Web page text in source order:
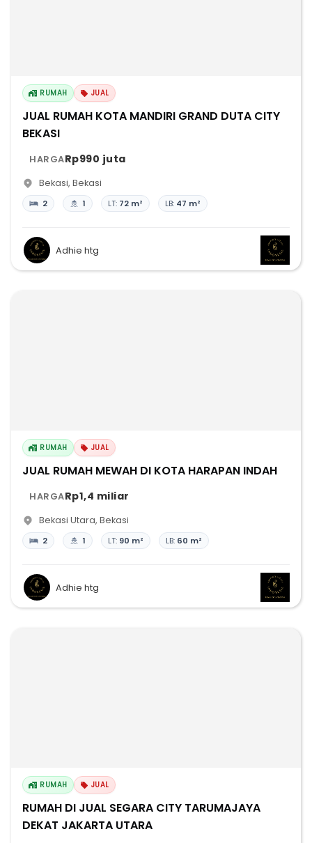
RUMAH JUAL
JUAL RUMAH KOTA MANDIRI GRAND DUTA CITY
BEKASI
HARGARp990 juta
Bekasi, Bekasi
2 1 LT: 72 m² LB: 47 m²
Adhie htg
RUMAH JUAL
JUAL RUMAH MEWAH DI KOTA HARAPAN INDAH
HARGARp1,4 miliar
Bekasi Utara, Bekasi
2 1 LT: 90 m² LB: 60 m²
Adhie htg
RUMAH JUAL
RUMAH DI JUAL SEGARA CITY TARUMAJAYA
DEKAT JAKARTA UTARA